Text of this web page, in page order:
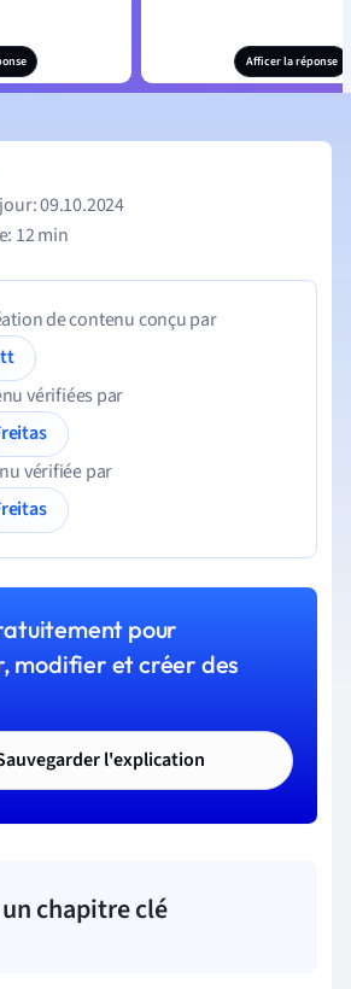
Afficer la réponse
09.10.2024
12 min
de contenu conçu par
vérifiées par
vérifiée par
pour
modifier et créer des
l'explication
chapitre clé